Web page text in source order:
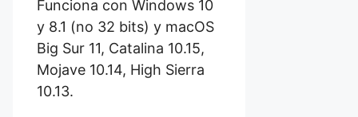
Funciona con Windows 10
y 8.1 (no 32 bits) y macOS
Big Sur 11, Catalina 10.15,
Mojave 10.14, High Sierra
10.13.